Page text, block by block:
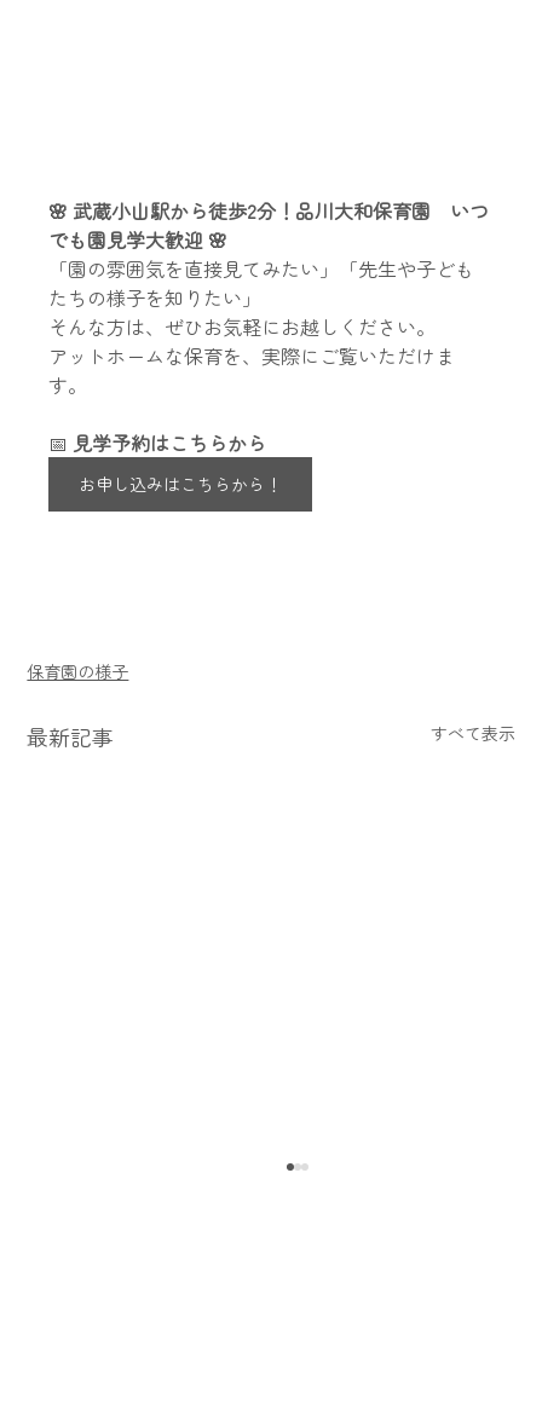
🌸 武蔵小山駅から徒歩2分！品川大和保育園　いつ
でも園見学大歓迎 🌸
「園の雰囲気を直接見てみたい」「先生や子ども
たちの様子を知りたい」
そんな方は、ぜひお気軽にお越しください。
アットホームな保育を、実際にご覧いただけま
す。
📅 見学予約はこちらから
お申し込みはこちらから！
保育園の様子
最新記事 すべて表示